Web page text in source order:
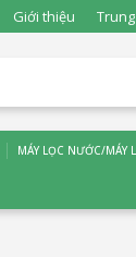
Giới thiệu
MÁY LỌC NƯỚC/MÁY